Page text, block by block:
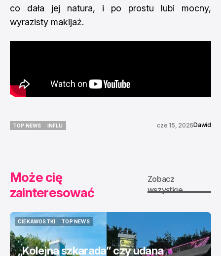
co dała jej natura, i po prostu lubi mocny,
wyrazisty makijaż.
TOP NEWS
INFLU
cze 15, 2026Dawid
Może cię
zainteresować
Zobacz
wszystkie
CIEKAWOSTKI
TOP NEWS
„Kolejna szkarada” czy udana